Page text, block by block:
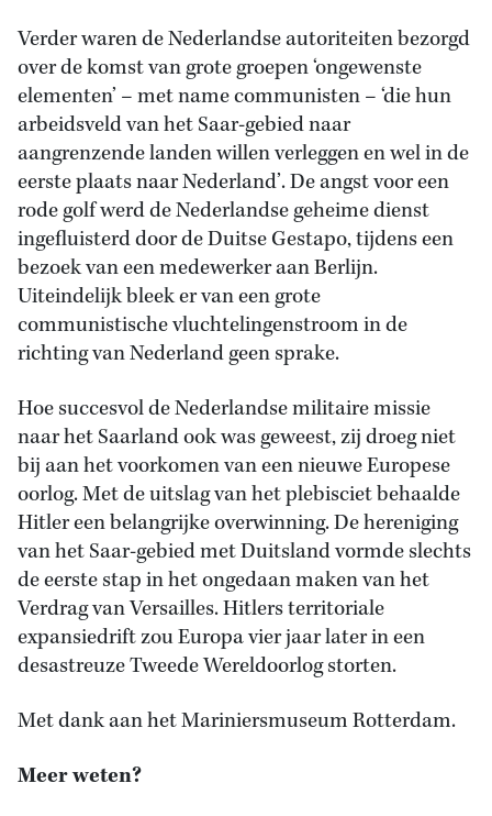
Verder waren de Nederlandse autoriteiten bezorgd
over de komst van grote groepen ‘ongewenste
elementen’ – met name communisten – ‘die hun
arbeidsveld van het Saar-gebied naar
aangrenzende landen willen verleggen en wel in de
eerste plaats naar Nederland’. De angst voor een
rode golf werd de Nederlandse geheime dienst
ingefluisterd door de Duitse Gestapo, tijdens een
bezoek van een medewerker aan Berlijn.
Uiteindelijk bleek er van een grote
communistische vluchtelingenstroom in de
richting van Nederland geen sprake.
Hoe succesvol de Nederlandse militaire missie
naar het Saarland ook was geweest, zij droeg niet
bij aan het voorkomen van een nieuwe Europese
oorlog. Met de uitslag van het plebisciet behaalde
Hitler een belangrijke overwinning. De hereniging
van het Saar-gebied met Duitsland vormde slechts
de eerste stap in het ongedaan maken van het
Verdrag van Versailles. Hitlers territoriale
expansiedrift zou Europa vier jaar later in een
desastreuze Tweede Wereldoorlog storten.
Met dank aan het Mariniersmuseum Rotterdam.
Meer weten?